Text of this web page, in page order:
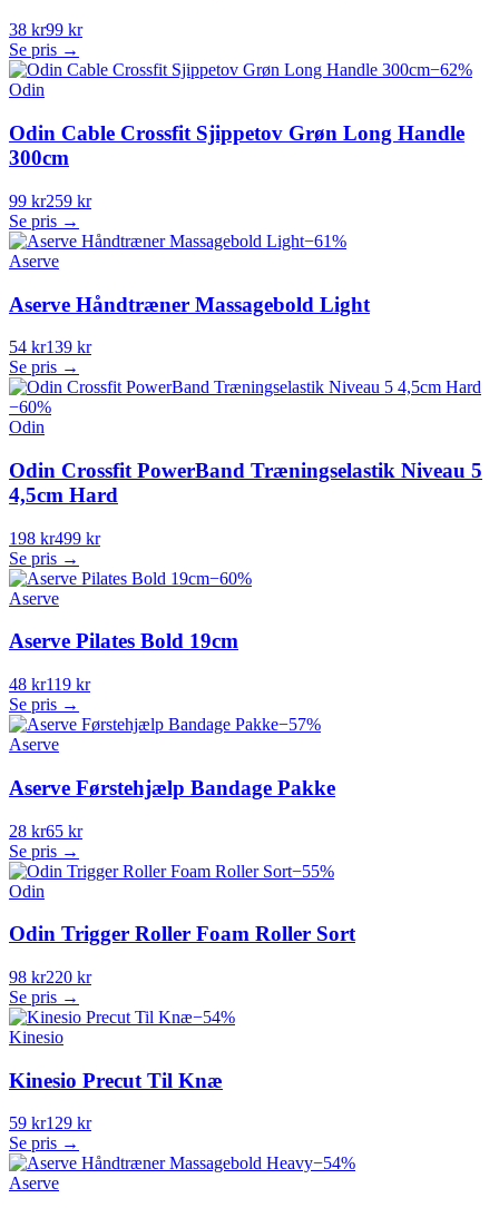
38 kr99 kr
Se pris →
−62%
Odin
Odin Cable Crossfit Sjippetov Grøn Long Handle
300cm
99 kr259 kr
Se pris →
−61%
Aserve
Aserve Håndtræner Massagebold Light
54 kr139 kr
Se pris →
−60%
Odin
Odin Crossfit PowerBand Træningselastik Niveau 5
4,5cm Hard
198 kr499 kr
Se pris →
−60%
Aserve
Aserve Pilates Bold 19cm
48 kr119 kr
Se pris →
−57%
Aserve
Aserve Førstehjælp Bandage Pakke
28 kr65 kr
Se pris →
−55%
Odin
Odin Trigger Roller Foam Roller Sort
98 kr220 kr
Se pris →
−54%
Kinesio
Kinesio Precut Til Knæ
59 kr129 kr
Se pris →
−54%
Aserve